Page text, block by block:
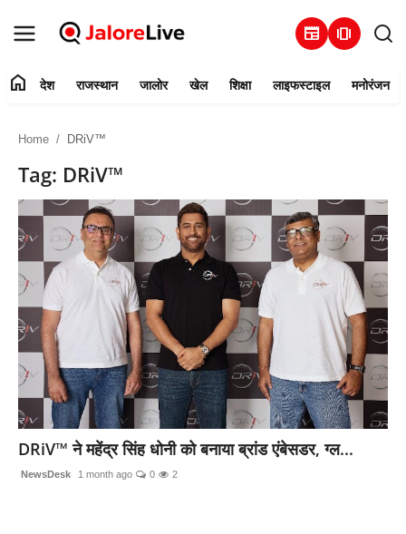
newspaper amp_stories
देश
राजस्थान
जालोर
खेल
शिक्षा
लाइफस्टाइल
मनोरंजन
home देश राजस्थान जालोर खेल शिक्षा लाइफस्टाइल मनोरंजन
Home DRiV™
Tag: DRiV™
DRiV™ ने महेंद्र सिंह धोनी को बनाया ब्रांड एंबेसडर, ग्ल...
NewsDesk 1 month ago 0 2